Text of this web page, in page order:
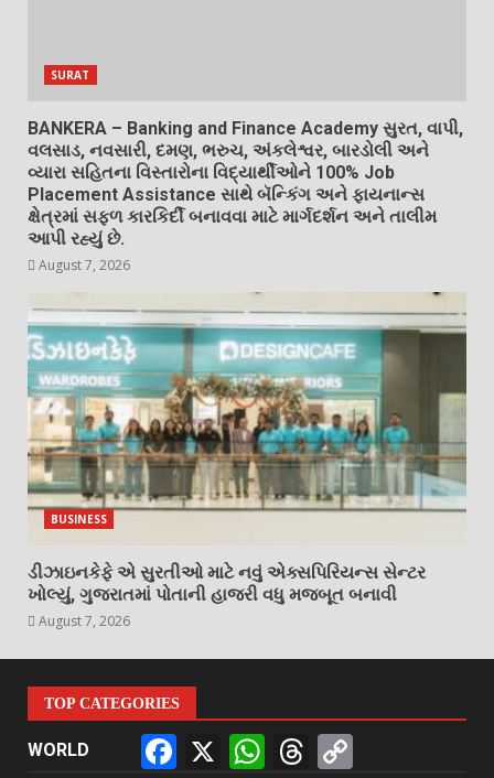
SURAT
BANKERA – Banking and Finance Academy સુરત, વાપી,
વલસાડ, નવસારી, દમણ, ભરુચ, અંકલેશ્વર, બારડોલી અને
વ્યારા સહિતના વિસ્તારોના વિદ્યાર્થીઓને 100% Job
Placement Assistance સાથે બૅન્કિંગ અને ફાયનાન્સ
ક્ષેત્રમાં સફળ કારકિર્દી બનાવવા માટે માર્ગદર્શન અને તાલીમ
આપી રહ્યું છે.
August 7, 2026
BUSINESS
ડીઝાઇનકેફે એ સુરતીઓ માટે નવું એક્સપિરિયન્સ સેન્ટર
ખોલ્યું, ગુજરાતમાં પોતાની હાજરી વધુ મજબૂત બનાવી
August 7, 2026
TOP CATEGORIES
WORLD Facebook
X WhatsApp
Threads